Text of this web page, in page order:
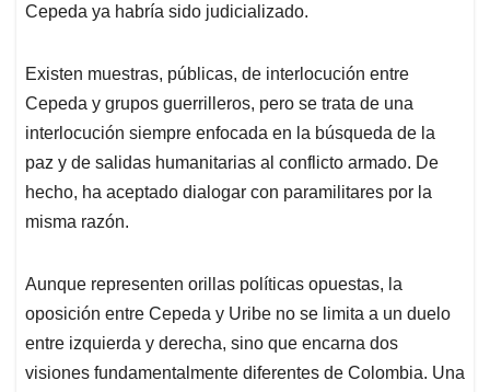
Cepeda ya habría sido judicializado.
Existen muestras, públicas, de interlocución entre
Cepeda y grupos guerrilleros, pero se trata de una
interlocución siempre enfocada en la búsqueda de la
paz y de salidas humanitarias al conflicto armado. De
hecho, ha aceptado dialogar con paramilitares por la
misma razón.
Aunque representen orillas políticas opuestas, la
oposición entre Cepeda y Uribe no se limita a un duelo
entre izquierda y derecha, sino que encarna dos
visiones fundamentalmente diferentes de Colombia. Una